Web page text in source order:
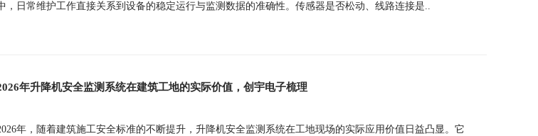
，日常维护工作直接关系到设备的稳定运行与监测数据的准确性。传感器是否松动、线路连接是..
年升降机安全监测系统在建筑工地的实际价值，创宇电子梳理
年，随着建筑施工安全标准的不断提升，升降机安全监测系统在工地现场的实际应用价值日益凸显。它